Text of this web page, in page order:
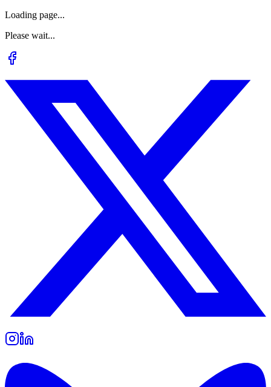
Loading page...
Please wait...